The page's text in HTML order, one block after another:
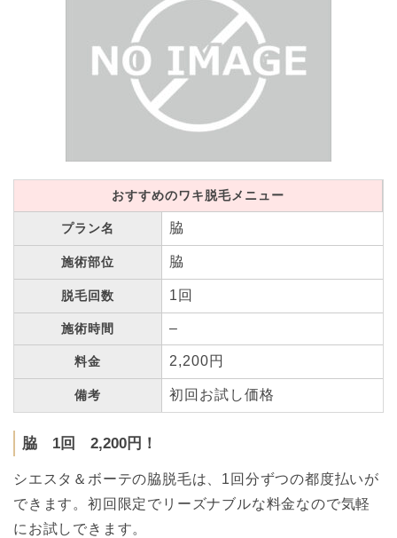
おすすめのワキ脱毛メニュー
プラン名 脇
施術部位 脇
脱毛回数 1回
施術時間 –
料金 2,200円
備考 初回お試し価格
脇 1回 2,200円！
シエスタ＆ボーテの脇脱毛は、1回分ずつの都度払いが
できます。初回限定でリーズナブルな料金なので気軽
にお試しできます。